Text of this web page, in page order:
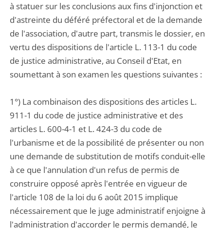
à statuer sur les conclusions aux fins d'injonction et
d'astreinte du déféré préfectoral et de la demande
de l'association, d'autre part, transmis le dossier, en
vertu des dispositions de l'article L. 113-1 du code
de justice administrative, au Conseil d'Etat, en
soumettant à son examen les questions suivantes :
1°) La combinaison des dispositions des articles L.
911-1 du code de justice administrative et des
articles L. 600-4-1 et L. 424-3 du code de
l'urbanisme et de la possibilité de présenter ou non
une demande de substitution de motifs conduit-elle
à ce que l'annulation d'un refus de permis de
construire opposé après l'entrée en vigueur de
l'article 108 de la loi du 6 août 2015 implique
nécessairement que le juge administratif enjoigne à
l'administration d'accorder le permis demandé, le